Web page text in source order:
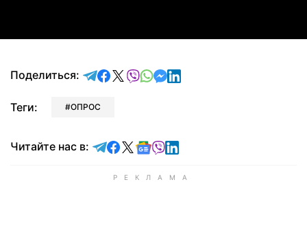
Поделиться: отправить в Telegram
поделиться в Facebook
поделиться в X
отправить в Viber
отправить в Whatsapp
отправить в Messenger
отправить в LinkedIn
Теги: ОПРОС
Читайте нас в: Читайте в Telegram
Читайте в Facebook
Читайте в X
Читайте в Google news
Читайте в Viber
Читайте в LinkedIn